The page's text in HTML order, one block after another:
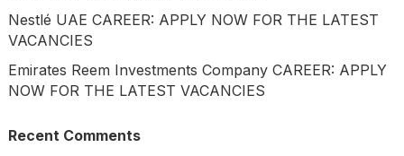
Nestlé UAE CAREER: APPLY NOW FOR THE LATEST
VACANCIES
Emirates Reem Investments Company CAREER: APPLY
NOW FOR THE LATEST VACANCIES
Recent Comments